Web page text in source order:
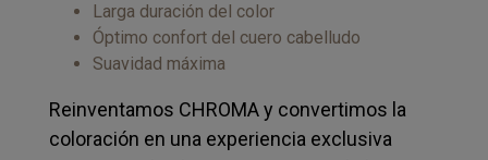
Larga duración del color
Óptimo confort del cuero cabelludo
Suavidad máxima
Reinventamos CHROMA y convertimos la
coloración en una experiencia exclusiva